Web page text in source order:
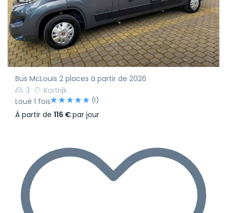
Bus McLouis 2 places à partir de 2026
3
Kortrijk
Loué 1 fois
(1)
À partir de 116 €par jour